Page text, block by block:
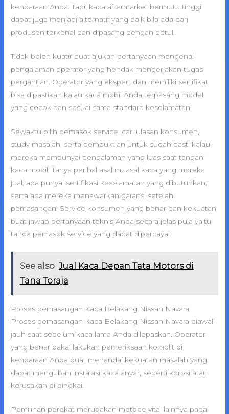
kendaraan Anda. Tapi, kaca aftermarket bermutu tinggi
dapat juga menjadi alternatif yang baik bila ada dari
produsen terkenal dan dipasang dengan betul.
Tidak boleh kuatir buat ajukan pertanyaan mengenai
pengalaman operator yang hendak mengerjakan tugas
pergantian. Operator yang ekspert dan memiliki sertifikat
bisa dipastikan kalau kaca mobil Anda terpasang model
yang cocok dan sesuai sama standard keselamatan.
Sewaktu pilih pemasok service, cari ulasan konsumen,
study masalah, serta pembuktian untuk sudah pasti kalau
mereka mempunyai pengalaman yang luas saat tangani
kaca mobil. Tanya perihal asal muasal kaca yang mereka
jual, apa punyai sertifikasi keselamatan yang dibutuhkan,
serta apa mereka menawarkan garansi setelah
pemasangan. Service konsumen yang benar dan kekuatan
buat jawab pertanyaan teknis Anda secara jelas pula yaitu
tanda pemasok service yang dapat dipercayai.
See also Jual Kaca Depan Tata Motors di
Tana Toraja
Proses pemasangan Kaca Belakang Nissan Navara
Proses pemasangan Kaca Belakang Nissan Navara diawali
jauh saat sebelum kaca lama Anda dilepaskan. Operator
yang benar bakal lakukan pemeriksaan komplit di
kendaraan Anda buat menandai kekuatan masalah yang
dapat mengubah instalasi kaca anyar, seperti korosi atau
kerusakan di bingkai.
Pemilihan perekat merupakan metode vital lainnya pada